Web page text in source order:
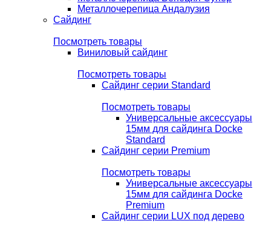
Металлочерепица Андалузия
Сайдинг
Посмотреть товары
Виниловый сайдинг
Посмотреть товары
Сайдинг серии Standard
Посмотреть товары
Универсальные аксессуары
15мм для сайдинга Docke
Standard
Сайдинг серии Premium
Посмотреть товары
Универсальные аксессуары
15мм для сайдинга Docke
Premium
Сайдинг серии LUX под дерево